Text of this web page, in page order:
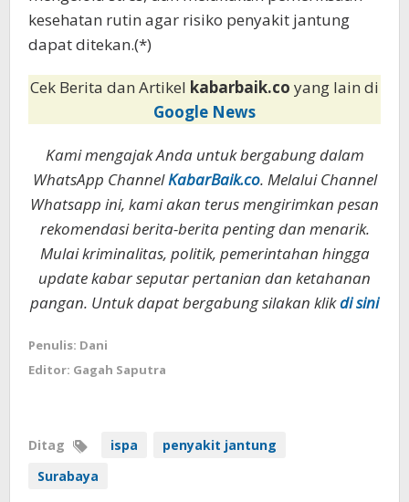
kesehatan rutin agar risiko penyakit jantung
dapat ditekan.(*)
Cek Berita dan Artikel kabarbaik.co yang lain di
Google News
Kami mengajak Anda untuk bergabung dalam
WhatsApp ChannelKabarBaik.co. Melalui Channel
Whatsapp ini, kami akan terus mengirimkan pesan
rekomendasi berita-berita penting dan menarik.
Mulai kriminalitas, politik, pemerintahan hingga
update kabar seputar pertanian dan ketahanan
pangan. Untuk dapat bergabung silakan klikdi sini
Penulis: Dani
Editor: Gagah Saputra
Ditag ispa
penyakit jantung
Surabaya